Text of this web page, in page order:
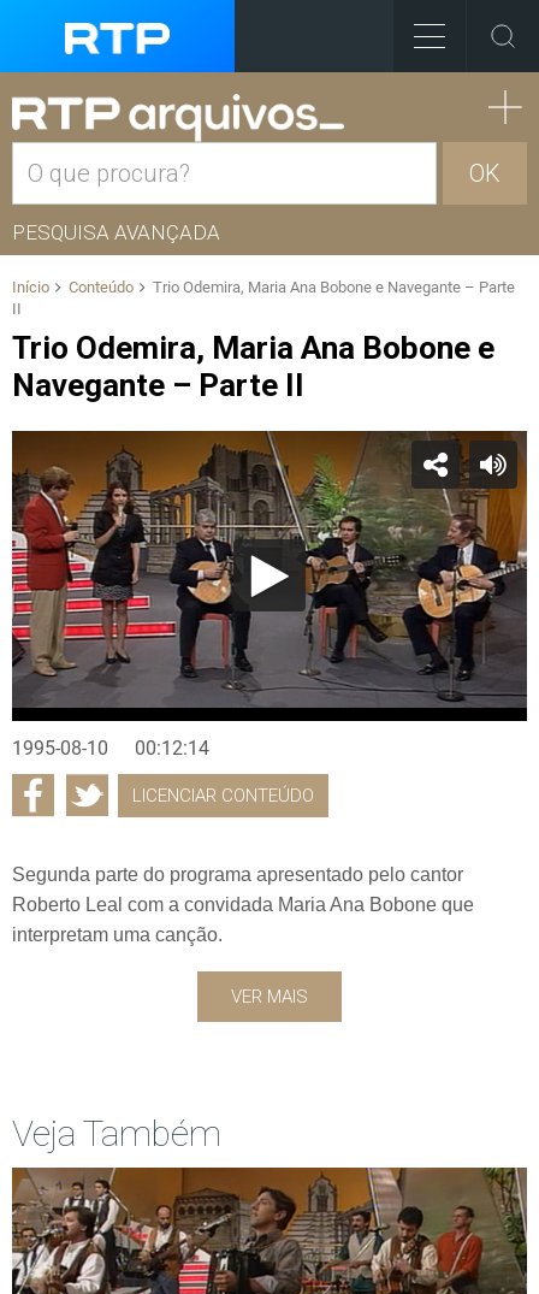
OK
PESQUISA AVANÇADA
Início Conteúdo
Trio Odemira, Maria Ana Bobone e Navegante – Parte
II
Trio Odemira, Maria Ana Bobone e
Navegante – Parte II
1995-08-10 00:12:14
LICENCIAR CONTEÚDO
Segunda parte do programa apresentado pelo cantor
Roberto Leal com a convidada Maria Ana Bobone que
interpretam uma canção.
VER MAIS
Veja Também